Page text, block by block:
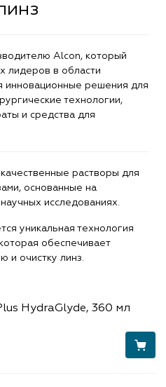
Alcon, который
лидеров в области
инновационные решения для
технологии,
и средства для
растворы для
основанные на
исследованиях.
уникальная технология
обеспечивает
и очистку линз.
HydraGlyde, 360 мл